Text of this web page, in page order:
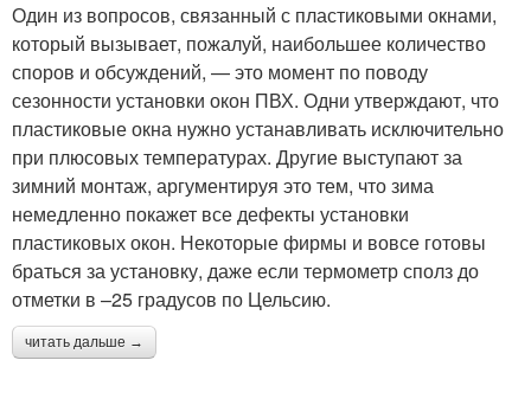
Один из вопросов, связанный с пластиковыми окнами,
который вызывает, пожалуй, наибольшее количество
споров и обсуждений, — это момент по поводу
сезонности установки окон ПВХ. Одни утверждают, что
пластиковые окна нужно устанавливать исключительно
при плюсовых температурах. Другие выступают за
зимний монтаж, аргументируя это тем, что зима
немедленно покажет все дефекты установки
пластиковых окон. Некоторые фирмы и вовсе готовы
браться за установку, даже если термометр сполз до
отметки в –25 градусов по Цельсию.
читать дальше →